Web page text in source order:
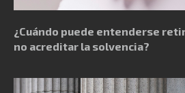
¿Cuándo puede entenderse
no acreditar la solvencia?